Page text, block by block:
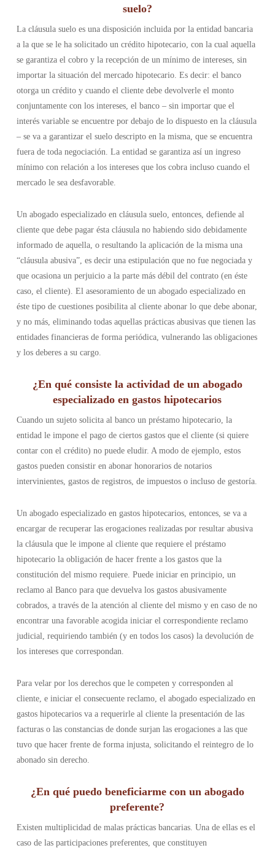
suelo?
La cláusula sueloes una disposición incluida por la entidad bancaria
a la que se le ha solicitado un crédito hipotecario, con la cual aquella
se garantiza el cobro y la recepción de un mínimo de intereses, sin
importar la situación del mercado hipotecario. Es decir: el banco
otorga un crédito y cuando el cliente debe devolverle el monto
conjuntamente con los intereses, el banco – sin importar que el
interés variable se encuentre por debajo de lo dispuesto en la cláusula
– se va a garantizar el suelo descripto en la misma, que se encuentra
fuera de toda negociación. La entidad se garantiza así un ingreso
mínimo con relación a los intereses que los cobra incluso cuando el
mercado le sea desfavorable.
Un abogado especializado en cláusula suelo, entonces, defiende al
cliente que debe pagar ésta cláusula no habiendo sido debidamente
informado de aquella, o resultando la aplicación de la misma una
“cláusula abusiva”, es decir una estipulación que no fue negociada y
que ocasiona un perjuicio a la parte más débil del contrato (en éste
caso, el cliente). El asesoramiento de un abogado especializado en
éste tipo de cuestiones posibilita al cliente abonar lo que debe abonar,
y no más, eliminando todas aquellas prácticas abusivas que tienen las
entidades financieras de forma periódica, vulnerando las obligaciones
y los deberes a su cargo.
¿En qué consiste la actividad de un abogado
especializado en gastos hipotecarios
Cuando un sujeto solicita al banco un préstamo hipotecario, la
entidad le impone el pago de ciertos gastos que el cliente (si quiere
contar con el crédito) no puede eludir. A modo de ejemplo, estos
gastos pueden consistir en abonar honorarios de notarios
intervinientes, gastos de registros, de impuestos o incluso de gestoría.
Un abogado especializado en gastos hipotecarios, entonces, se va a
encargar de recuperar las erogaciones realizadas por resultar abusiva
la cláusula que le impone al cliente que requiere el préstamo
hipotecario la obligación de hacer frente a los gastos que la
constitución del mismo requiere. Puede iniciar en principio, un
reclamo al Banco para que devuelva los gastos abusivamente
cobrados, a través de la atención al cliente del mismo y en caso de no
encontrar una favorable acogida iniciar el correspondiente reclamo
judicial, requiriendo también (y en todos los casos) la devolución de
los intereses que correspondan.
Para velar por los derechos que le competen y corresponden al
cliente, e iniciar el consecuente reclamo, el abogado especializado en
gastos hipotecariosva a requerirle al cliente la presentación de las
facturas o las constancias de donde surjan las erogaciones a las que
tuvo que hacer frente de forma injusta, solicitando el reintegro de lo
abonado sin derecho.
¿En qué puedo beneficiarme con un abogado
preferente?
Existen multiplicidad de malas prácticas bancarias. Una de ellas es el
caso de las participaciones preferentes, que constituyen